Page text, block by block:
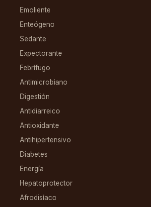
Emoliente
Enteógeno
Sedante
Expectorante
Febrífugo
Antimicrobiano
Digestión
Antidiarreico
Antioxidante
Antihipertensivo
Diabetes
Energía
Hepatoprotector
Afrodisíaco